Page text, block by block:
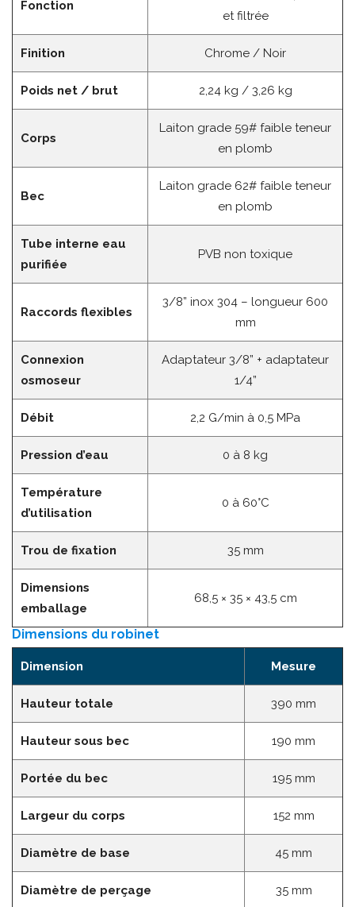
Fonction
et filtrée
Finition Chrome / Noir
Poids net / brut 2,24 kg / 3,26 kg
Corps
Laiton grade 59# faible teneur
en plomb
Bec
Laiton grade 62# faible teneur
en plomb
Tube interne eau
purifiée
PVB non toxique
Raccords flexibles
3/8” inox 304 – longueur 600
mm
Connexion
osmoseur
Adaptateur 3/8” + adaptateur
1/4”
Débit 2,2 G/min à 0,5 MPa
Pression d’eau 0 à 8 kg
Température
d’utilisation
0 à 60°C
Trou de fixation 35 mm
Dimensions
emballage
68,5 × 35 × 43,5 cm
Dimensions du robinet
Dimension Mesure
Hauteur totale 390 mm
Hauteur sous bec 190 mm
Portée du bec 195 mm
Largeur du corps 152 mm
Diamètre de base 45 mm
Diamètre de perçage 35 mm